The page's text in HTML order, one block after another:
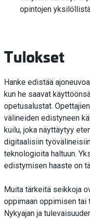
opintojen
Tulokset
Hanke edistää
kun he saavat
opetusalustat.
välineiden edistyneen
kuilu, joka näyttäytyy
digitaalisiin
teknologioita haltuun.
edistymisen haaste on
Muita tärkeitä seikkoja
oppimaan oppimisen tai
Nykyajan ja